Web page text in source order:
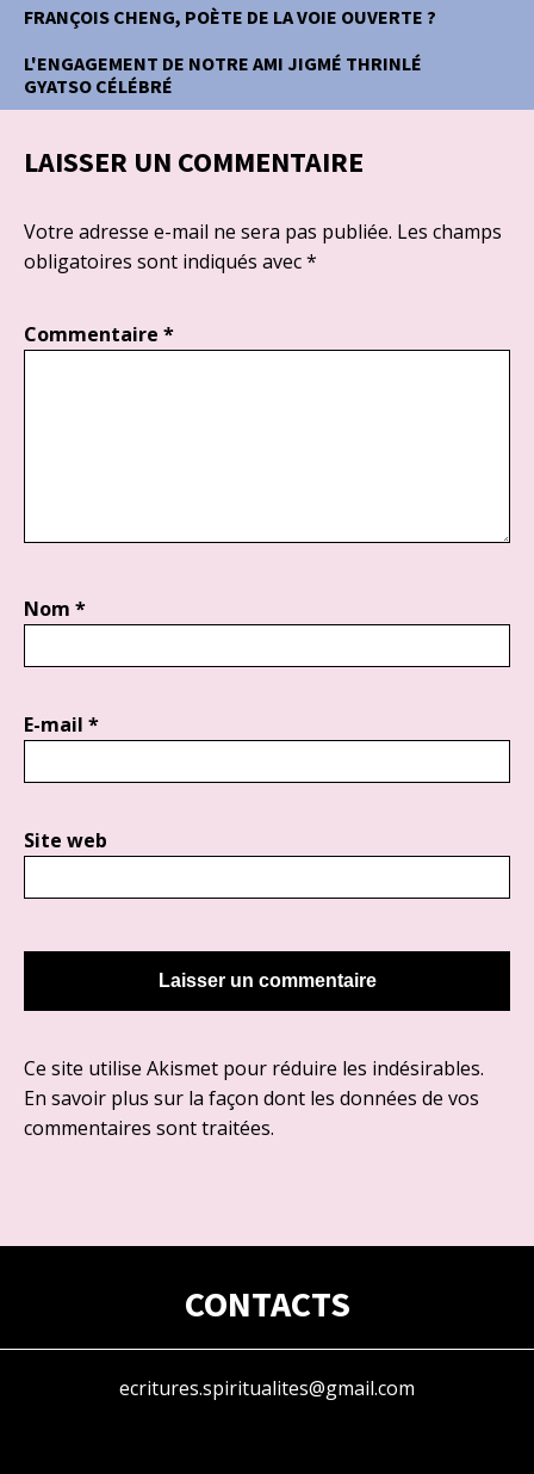
FRANÇOIS CHENG, POÈTE DE LA VOIE OUVERTE ?
L'ENGAGEMENT DE NOTRE AMI JIGMÉ THRINLÉ
GYATSO CÉLÉBRÉ
LAISSER UN COMMENTAIRE
Votre adresse e-mail ne sera pas publiée. Les champs
obligatoires sont indiqués avec*
Commentaire *
Nom *
E-mail *
Site web
Ce site utilise Akismet pour réduire les indésirables.
En savoir plus sur la façon dont les données de vos
commentaires sont traitées.
CONTACTS
ecritures.spiritualites@gmail.com